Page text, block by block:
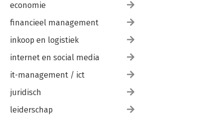
economie
financieel management
inkoop en logistiek
internet en social media
it-management / ict
juridisch
leiderschap